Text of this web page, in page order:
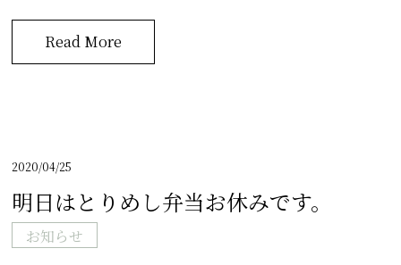
Read More
2020/04/25
明日はとりめし弁当お休みです。
お知らせ